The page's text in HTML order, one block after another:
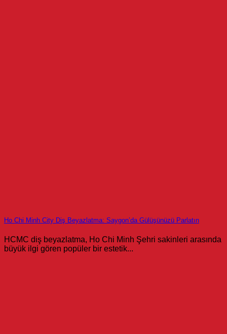
Ho Chi Minh City Diş Beyazlatma: Saygon’da Gülüşünüzü Parlatın
HCMC diş beyazlatma, Ho Chi Minh Şehri sakinleri arasında
büyük ilgi gören popüler bir estetik...